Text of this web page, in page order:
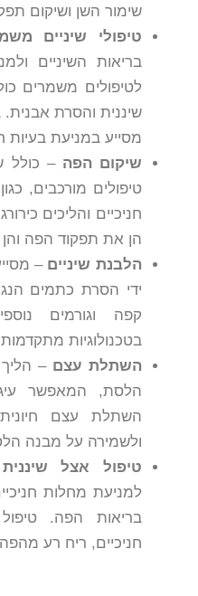
שימור השן ושיקום
טיפולי שיניים
בריאות השיניים
לטיפולים משמרים
שיננית והסרת אבנית.
מסייע במניעת בעיות
שיקום הפה – כולל
טיפולים מורכבים,
חניכיים והליכים
הן את תפקוד הפה
הלבנת שיניים –
ידי הסרת כתמים
קפה וגורמים
בטכנולוגיות
השתלת עצם –
הלסת, המאפשר
השתלת עצם
ולשמירה על מבנה
טיפול אצל שיננית
למניעת מחלות
בריאות הפה.
חניכיים, ריח רע מהפה